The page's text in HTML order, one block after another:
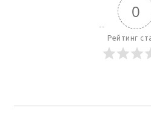
0
Рейтинг